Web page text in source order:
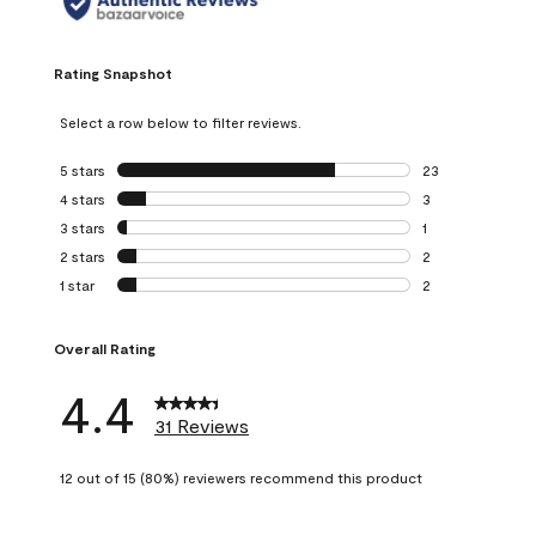
Rating Snapshot
Select a row below to filter reviews.
5 stars stars
23
23 reviews with
4 stars stars
3
3 reviews with 4
3 stars stars
1
1 review with 3
2 stars stars
2
2 reviews with 2
1 star stars
2
Overall Rating
4.4 31 Reviews
12 out of 15 (80%) reviewers recommend this product